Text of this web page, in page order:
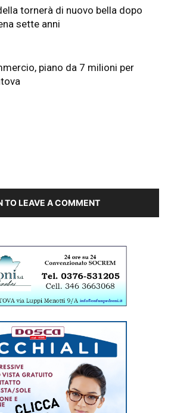
tornerà di nuovo bella dopo
sette anni
piano da 7 milioni per
TO LEAVE A COMMENT